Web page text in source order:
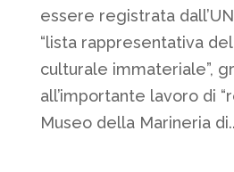
essere registrata
“lista rappresentativa
culturale immateriale”,
all’importante lavoro di
Museo della Marineria